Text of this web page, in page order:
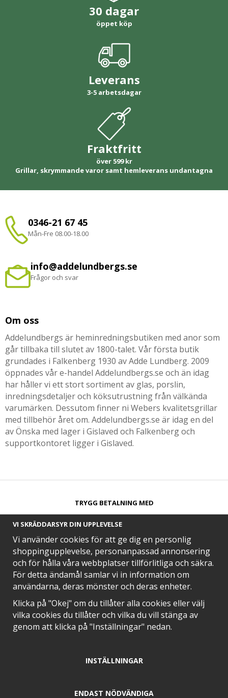
30 dagar
öppet köp
Leverans
3-5 arbetsdagar
Fraktfritt
över 599 kr
Grillar, skrymmande varor samt hemleverans undantagna
0346-21 67 45
Mån-Fre 08.00-18.00
info@addelundbergs.se
Frågor och svar
Om oss
Addelundbergs är heminredningsbutiken med anor som
går tillbaka till slutet av 1800-talet. Vår första butik
grundades i Falkenberg 1930 av Adde Lundberg. 2009
öppnades vår e-handel Addelundbergs.se och än idag
har håller vi ett stort sortiment av glas, porslin,
inredningsdetaljer och köksutrustning från välkända
varumärken. Dessutom finner ni Webers kvalitetsgrillar
med tillbehör året om. Addelundbergs.se är idag en del
av Önska med lager i Gislaved och Falkenberg och
supportkontoret ligger i Gislaved.
TRYGG BETALNING MED​
SNABB LEVERANS MED
EN DEL AV
VI SKRÄDDARSYR DIN UPPLEVELSE
Vi använder cookies för att ge dig en personlig
shoppingupplevelse, personanpassad annonsering
och för hålla våra webbplatser tillförlitliga och säkra.
För detta ändamål samlar vi in information om
användarna, deras mönster och deras enheter.
Klicka på "Okej" om du tillåter alla cookies eller välj
vilka cookies du tillåter och vilka du vill stänga av
genom att klicka på "Inställningar" nedan.
INSTÄLLNINGAR
ENDAST NÖDVÄNDIGA